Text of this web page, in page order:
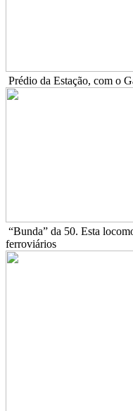
Prédio da Estação, com o
“Bunda” da 50. Esta
ferroviários